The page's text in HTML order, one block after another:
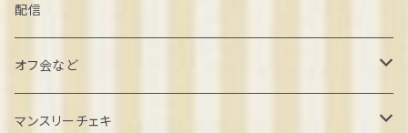
葉月しいな誕生日2022
北村こむぎ誕生日2022
璃雲ゆぅい誕生日2022
配信
オフ会など
忘年会クラファン
マンスリーチェキ